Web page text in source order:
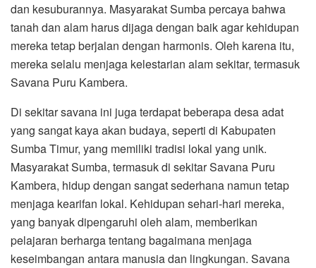
dan kesuburannya. Masyarakat Sumba percaya bahwa
tanah dan alam harus dijaga dengan baik agar kehidupan
mereka tetap berjalan dengan harmonis. Oleh karena itu,
mereka selalu menjaga kelestarian alam sekitar, termasuk
Savana Puru Kambera.
Di sekitar savana ini juga terdapat beberapa desa adat
yang sangat kaya akan budaya, seperti di Kabupaten
Sumba Timur, yang memiliki tradisi lokal yang unik.
Masyarakat Sumba, termasuk di sekitar Savana Puru
Kambera, hidup dengan sangat sederhana namun tetap
menjaga kearifan lokal. Kehidupan sehari-hari mereka,
yang banyak dipengaruhi oleh alam, memberikan
pelajaran berharga tentang bagaimana menjaga
keseimbangan antara manusia dan lingkungan. Savana